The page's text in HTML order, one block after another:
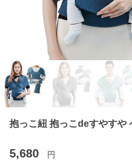
抱っこ紐 抱っこdeすやすや
5,680 円